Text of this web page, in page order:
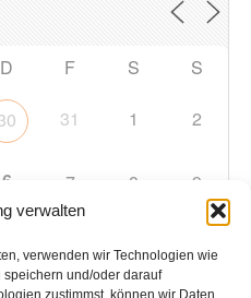
verwalten
verwenden wir Technologien wie
und/oder darauf
zustimmst, können wir Daten
D F S S
31 1 2
6 7 8 9
13 14 15